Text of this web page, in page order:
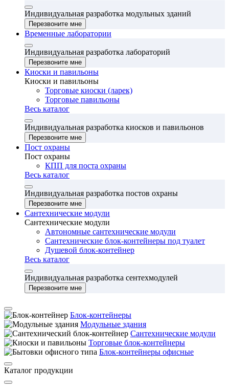
Индивидуальная разработка модульных зданий
Перезвоните мне
Временные лаборатории
Индивидуальная разработка лабораторий
Перезвоните мне
Киоски и павильоны
Киоски и павильоны
Торговые киоски (ларек)
Торговые павильоны
Весь каталог
Индивидуальная разработка киосков и павильонов
Перезвоните мне
Пост охраны
Пост охраны
КПП для поста охраны
Весь каталог
Индивидуальная разработка постов охраны
Перезвоните мне
Сантехнические модули
Сантехнические модули
Автономные сантехнические модули
Сантехнические блок-контейнеры под туалет
Душевой блок-контейнер
Весь каталог
Индивидуальная разработка сентехмодулей
Перезвоните мне
Блок-контейнеры
Модульные здания
Сантехнические модули
Торговые блок-контейнеры
Блок-контейнеры офисные
Каталог продукции